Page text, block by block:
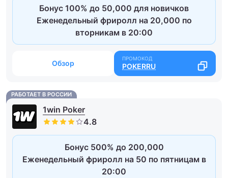
Бонус 100% до 50,000 для новичков
Еженедельный фриролл на 20,000 по
вторникам в 20:00
Обзор POKERRU
РАБОТАЕТ В РОССИИ
1win Poker
Бонус 500% до 200,000
Еженедельный фриролл на 50 по пятницам в
20:00